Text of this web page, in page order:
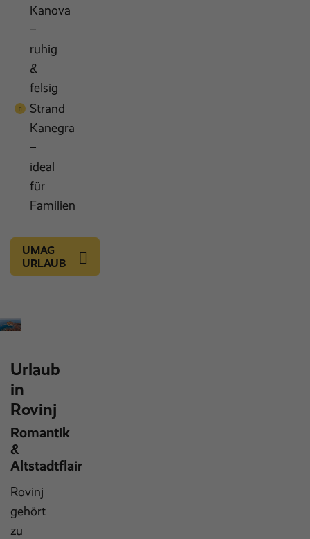
Kanova
–
ruhig
&
felsig
Strand
Kanegra
–
ideal
für
Familien
UMAG
URLAUB
Urlaub
in
Rovinj
Romantik
&
Altstadtflair
Rovinj
gehört
zu